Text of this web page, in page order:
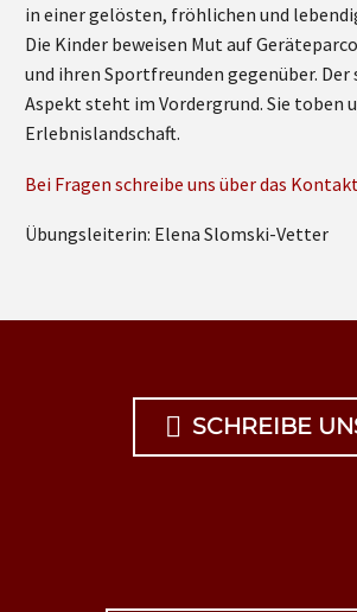
in einer gelösten, fröhlichen und
Die Kinder beweisen Mut auf
und ihren Sportfreunden gegenüber. Der
Aspekt steht im Vordergrund. Sie toben
Erlebnislandschaft.
Bei Fragen schreibe uns über das
Übungsleiterin: Elena Slomski-Vetter
 SCHREIBE